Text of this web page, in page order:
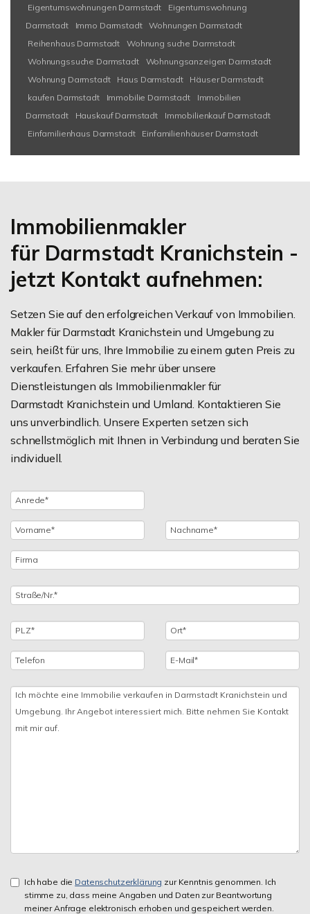
Eigentumswohnungen Darmstadt
Eigentumswohnung
Darmstadt
Immo Darmstadt
Wohnungen Darmstadt
Reihenhaus Darmstadt
Wohnung suche Darmstadt
Wohnungssuche Darmstadt
Wohnungsanzeigen Darmstadt
Wohnung Darmstadt
Haus Darmstadt
Häuser Darmstadt
kaufen Darmstadt
Immobilie Darmstadt
Immobilien
Darmstadt
Hauskauf Darmstadt
Immobilienkauf Darmstadt
Einfamilienhaus Darmstadt
Einfamilienhäuser Darmstadt
Immobilienmakler
für Darmstadt Kranichstein -
jetzt Kontakt aufnehmen:
Setzen Sie auf den erfolgreichen Verkauf von Immobilien.
Makler für Darmstadt Kranichstein und Umgebung zu
sein, heißt für uns, Ihre Immobilie zu einem guten Preis zu
verkaufen. Erfahren Sie mehr über unsere
Dienstleistungen als Immobilienmakler für
Darmstadt Kranichstein und Umland. Kontaktieren Sie
uns unverbindlich. Unsere Experten setzen sich
schnellstmöglich mit Ihnen in Verbindung und beraten Sie
individuell.
Ich habe die Datenschutzerklärung zur Kenntnis genommen. Ich
stimme zu, dass meine Angaben und Daten zur Beantwortung
meiner Anfrage elektronisch erhoben und gespeichert werden.